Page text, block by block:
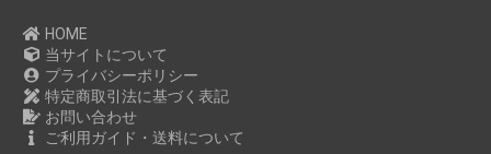
HOME
当サイトについて
プライバシーポリシー
特定商取引法に基づく表記
お問い合わせ
ご利用ガイド・送料について